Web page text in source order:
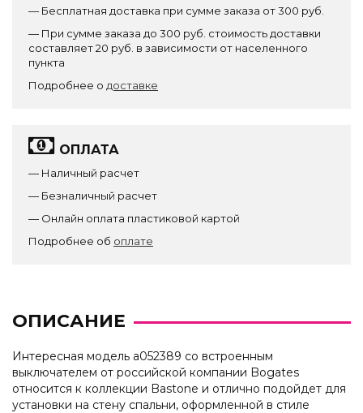
— Бесплатная доставка при сумме заказа от 300 руб.
— При сумме заказа до 300 руб. стоимость доставки
составляет 20 руб. в зависимости от населенного
пункта
Подробнее о доставке
ОПЛАТА
— Наличный расчет
— Безналичный расчет
— Онлайн оплата пластиковой картой
Подробнее об оплате
ОПИСАНИЕ
Интересная модель a052389 со встроенным
выключателем от российской компании Bogates
относится к коллекции Bastone и отлично подойдет для
установки на стену спальни, оформленной в стиле